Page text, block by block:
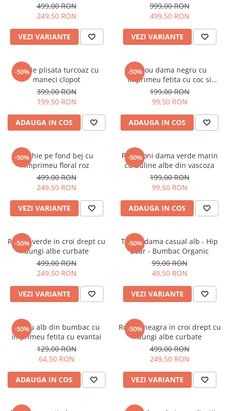
499,00 RON
249,50 RON
VEZI VARIANTE
999,00 RON
499,50 RON
VEZI VARIANTE
-50%
Rochie plisata turcoaz cu
maneci clopot
399,00 RON
199,50 RON
ADAUGA IN COS
-50%
Tricou dama negru cu
imprimeu fetita cu coc si
ochelari albastrii
199,00 RON
99,50 RON
ADAUGA IN COS
-50%
Rochie pe fond bej cu
imprimeu floral roz
499,00 RON
249,50 RON
VEZI VARIANTE
-50%
Pantaloni dama verde marin
cu buline albe din vascoza
199,00 RON
99,50 RON
ADAUGA IN COS
-50%
Rochie verde in croi drept cu
dungi albe curbate
499,00 RON
249,50 RON
VEZI VARIANTE
-50%
Tricou dama casual alb - Hip
Bear - Bumbac Organic
99,00 RON
49,50 RON
VEZI VARIANTE
-50%
Tricou alb din bumbac cu
imprimeu fetita cu evantai
129,00 RON
64,50 RON
ADAUGA IN COS
-50%
Rochie neagra in croi drept cu
dungi albe curbate
499,00 RON
249,50 RON
VEZI VARIANTE